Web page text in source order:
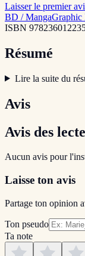
Laisser le premier
BD / MangaGraphic
ISBN
Résumé
Lire la suite du
Avis
Avis des
Aucun avis pour
Laisse ton avis
Partage ton opinion
Ton pseudo
Ta note